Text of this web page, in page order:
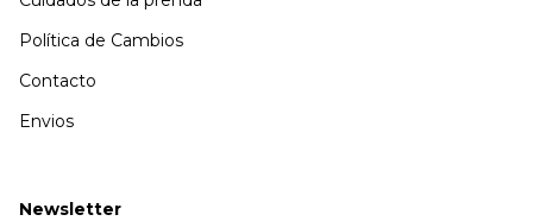
Política de Cambios
Contacto
Envios
Newsletter